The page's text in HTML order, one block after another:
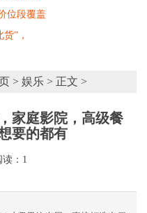
位段覆盖
”，
> 娱乐 > 正文 >
家庭影院，高级餐
要的都有
读：1